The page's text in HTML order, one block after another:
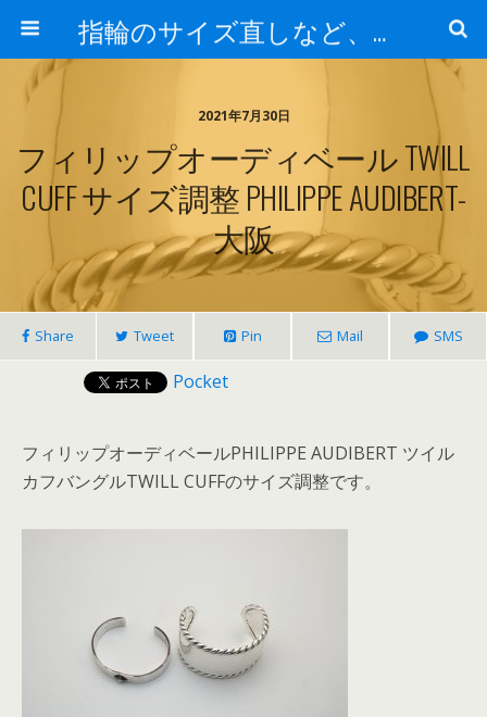
指輪のサイズ直しなど、アクセサリーの修理実例集
2021年7月30日
フィリップオーディベール TWILL
CUFF サイズ調整 PHILIPPE AUDIBERT-
大阪
Share Tweet Pin Mail SMS
Pocket
フィリップオーディベールPHILIPPE AUDIBERT ツイル
カフバングルTWILL CUFFのサイズ調整です。